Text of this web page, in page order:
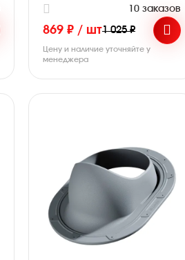
10 заказов
869 ₽ / шт1 025 ₽
Цену и наличие уточняйте у
менеджера